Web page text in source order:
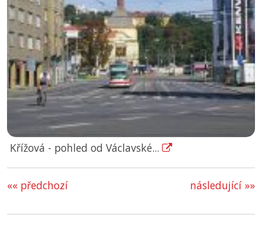
Křížová - pohled od Václavské...
«« předchozí následující »»